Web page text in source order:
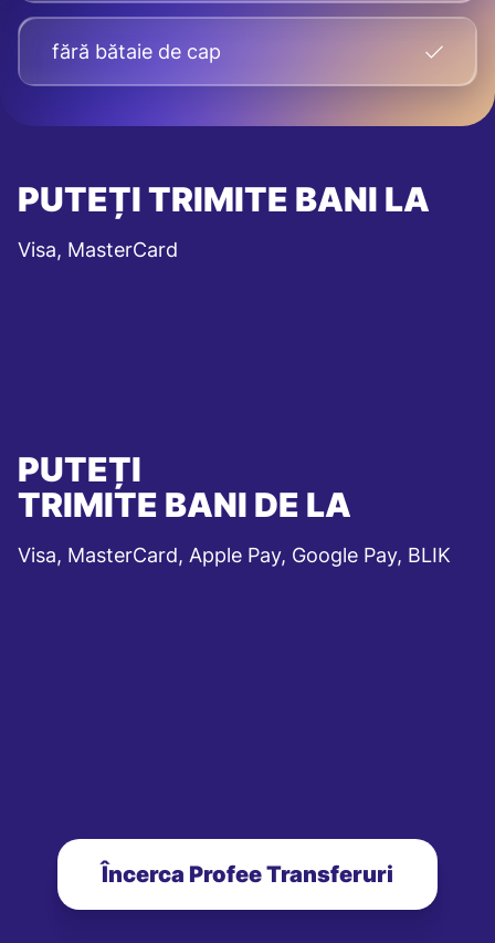
fără bătaie de cap
PUTEȚI TRIMITE BANI LA
Visa, MasterCard
PUTEȚI
TRIMITE BANI DE LA
Visa, MasterCard, Apple Pay, Google Pay, BLIK
Încerca Profee Transferuri